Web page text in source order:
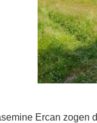
Ercan